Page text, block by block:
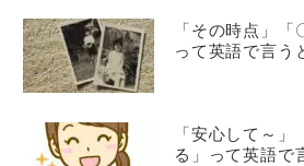
「その時点」「
って英語で言う
「安心して～
る」って英語で